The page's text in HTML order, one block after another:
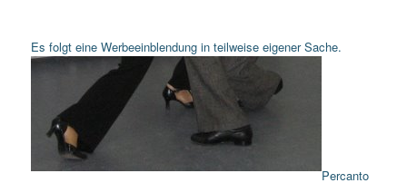
Es folgt eine Werbeeinblendung in teilweise eigener Sache.
Percanto